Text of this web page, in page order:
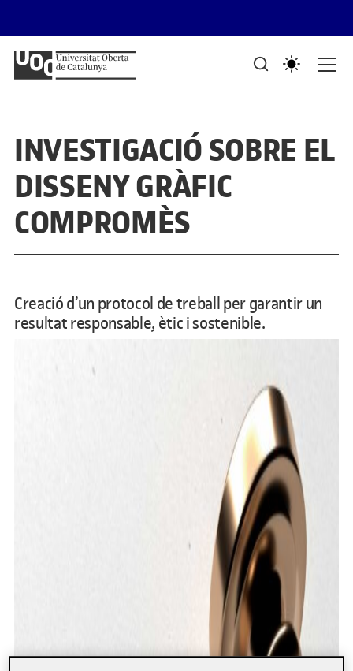
PORTAFOLIS DEL GRAU DE DISSENY I CREACIÓ DIGITALS
Mostra de treballs d'estudiants
INVESTIGACIÓ SOBRE EL
DISSENY GRÀFIC
COMPROMÈS
Creació d’un protocol de treball per garantir un
resultat responsable, ètic i sostenible.